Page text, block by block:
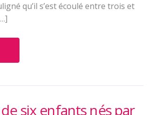
qu’il s’est écoulé entre trois et
six enfants nés par